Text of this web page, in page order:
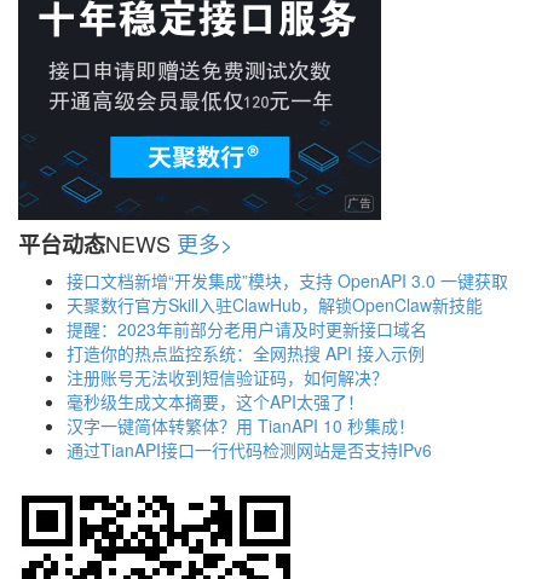
平台动态NEWS 更多>
接口文档新增“开发集成”模块，支持 OpenAPI 3.0 一键获取
天聚数行官方Skill入驻ClawHub，解锁OpenClaw新技能
提醒：2023年前部分老用户请及时更新接口域名
打造你的热点监控系统：全网热搜 API 接入示例
注册账号无法收到短信验证码，如何解决？
毫秒级生成文本摘要，这个API太强了！
汉字一键简体转繁体？用 TianAPI 10 秒集成！
通过TianAPI接口一行代码检测网站是否支持IPv6